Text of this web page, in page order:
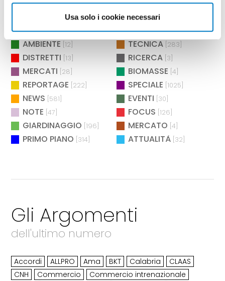
Usa solo i cookie necessari
MANUTENZIONE [2] ASPETTANDO L'EIMA [4]
[2] AGROENERGIA
BIOENERGIA [26] MANIFESTAZIONI [73]
AMBIENTE [12] TECNICA [283]
DISTRETTI [13] RICERCA [3]
MERCATI [28] BIOMASSE [4]
REPORTAGE [222] SPECIALE [1025]
NEWS [581] EVENTI [30]
NOTE [47] FOCUS [126]
GIARDINAGGIO [196] MERCATO [4]
PRIMO PIANO [314] ATTUALITÀ [32]
Gli Argomenti
dell'ultimo numero
Accordi ALLPRO Ama BKT Calabria
CLAAS
CNH
Commercio
Commercio intrenazionale